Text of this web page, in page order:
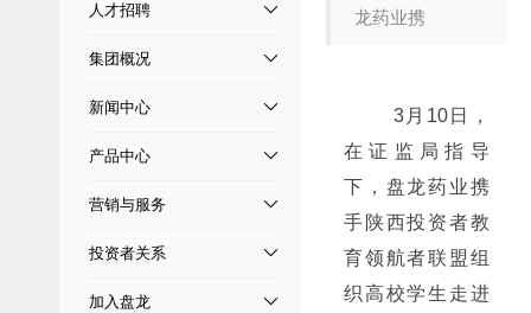
人才招聘
集团概况
新闻中心
产品中心
营销与服务
投资者关系
加入盘龙
龙药业携
在证监局指导
下，盘龙药业携
手陕西投资者教
育领航者联盟组
织高校学生走进